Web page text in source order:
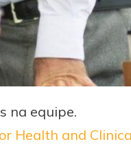
na equipe.
Health and